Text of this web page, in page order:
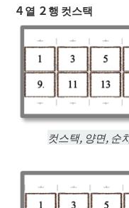
４열 ２행 컷스택
컷스택, 양면, 순